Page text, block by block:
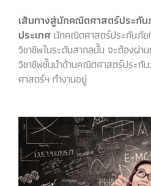
เส้นทางสู่นักคณิตศาสตร์ประกัน
ประเทศ นักคณิตศาสตร์ประกันภัย
วิชาชีพในระดับสากลนั้น จะต้องผ่า
วิชาชีพชั้นนำด้านคณิตศาสตร์ประกั
ศาสตร์ฯ ทำงานอยู่